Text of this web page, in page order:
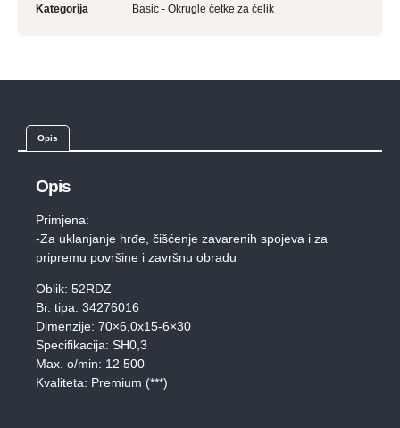
Kategorija
Basic - Okrugle četke za čelik
Opis
Opis
Primjena:
-Za uklanjanje hrđe, čišćenje zavarenih spojeva i za
pripremu površine i završnu obradu
Oblik: 52RDZ
Br. tipa: 34276016
Dimenzije: 70×6,0x15-6×30
Specifikacija: SH0,3
Max. o/min: 12 500
Kvaliteta: Premium (***)